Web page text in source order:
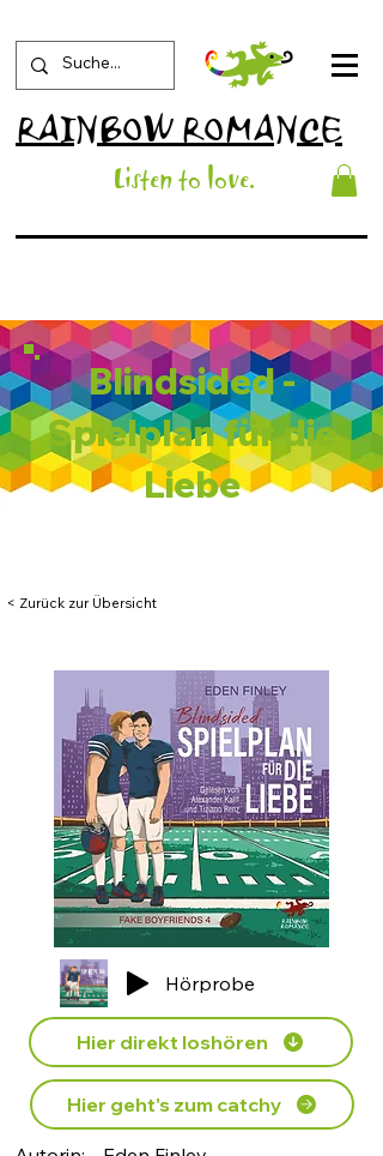
RAINBOW ROMANCE
Listen to love.
Blindsided -
Spielplan für die
Liebe
< Zurück zur Übersicht
Hörprobe
Hier direkt loshören
Hier geht's zum catchy